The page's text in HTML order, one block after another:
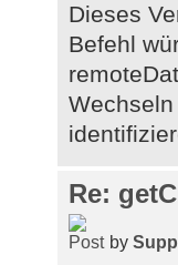
Dieses
Befehl
Re:
by